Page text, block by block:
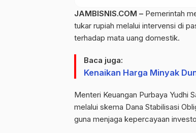
JAMBISNIS.COM – Pemerintah
tukar rupiah melalui intervensi di
terhadap mata uang domestik.
Baca juga:
Kenaikan Harga Minyak
Menteri Keuangan Purbaya Yudhi
melalui skema Dana Stabilisasi
guna menjaga kepercayaan